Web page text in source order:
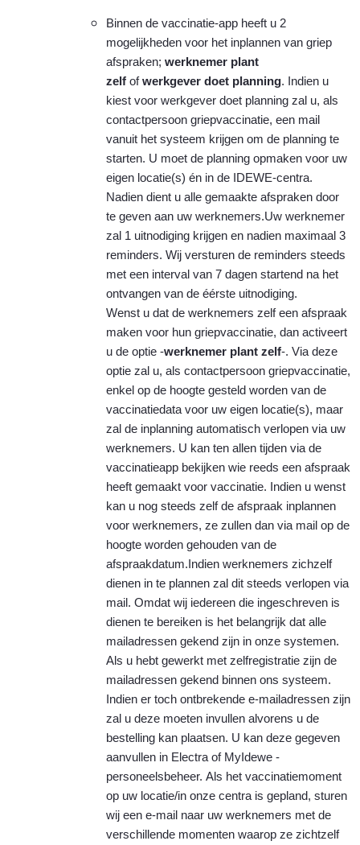
Binnen de vaccinatie-app heeft u 2
mogelijkheden voor het inplannen van griep
afspraken; werknemer plant
zelf ofwerkgever doet planning. Indien u
kiest voor werkgever doet planning zal u, als
contactpersoon griepvaccinatie, een mail
vanuit het systeem krijgen om de planning te
starten. U moet de planning opmaken voor uw
eigen locatie(s) én in de IDEWE-centra.
Nadien dient u alle gemaakte afspraken door
te geven aan uw werknemers.Uw werknemer
zal 1 uitnodiging krijgen en nadien maximaal 3
reminders. Wij versturen de reminders steeds
met een interval van 7 dagen startend na het
ontvangen van de éérste uitnodiging.
Wenst u dat de werknemers zelf een afspraak
maken voor hun griepvaccinatie, dan activeert
u de optie -werknemer plant zelf-. Via deze
optie zal u, als contactpersoon griepvaccinatie,
enkel op de hoogte gesteld worden van de
vaccinatiedata voor uw eigen locatie(s), maar
zal de inplanning automatisch verlopen via uw
werknemers. U kan ten allen tijden via de
vaccinatieapp bekijken wie reeds een afspraak
heeft gemaakt voor vaccinatie. Indien u wenst
kan u nog steeds zelf de afspraak inplannen
voor werknemers, ze zullen dan via mail op de
hoogte worden gehouden van de
afspraakdatum. Indien werknemers zichzelf
dienen in te plannen zal dit steeds verlopen via
mail. Omdat wij iedereen die ingeschreven is
dienen te bereiken is het belangrijk dat alle
mailadressen gekend zijn in onze systemen.
Als u hebt gewerkt met zelfregistratie zijn de
mailadressen gekend binnen ons systeem.
Indien er toch ontbrekende e-mailadressen zijn
zal u deze moeten invullen alvorens u de
bestelling kan plaatsen. U kan deze gegeven
aanvullen in Electra of MyIdewe -
personeelsbeheer. Als het vaccinatiemoment
op uw locatie/in onze centra is gepland, sturen
wij een e-mail naar uw werknemers met de
verschillende momenten waarop ze zichtzelf